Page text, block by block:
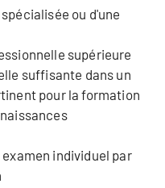
ou d'une
supérieure
suffisante dans un
pour la formation
individuel par